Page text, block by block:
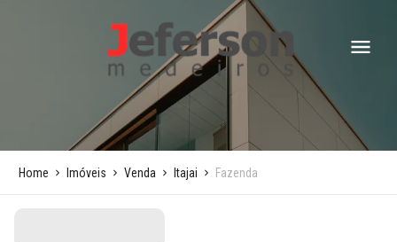
Home Imóveis Venda Itajai Fazenda